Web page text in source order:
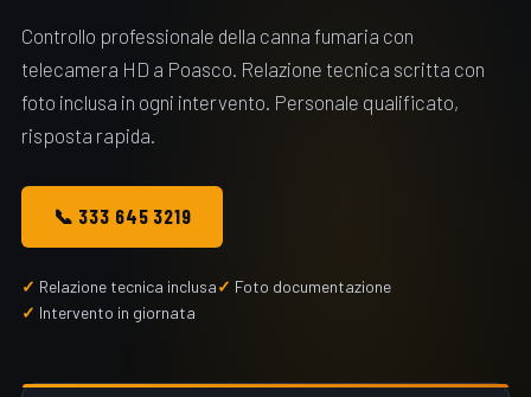
Controllo professionale della canna fumaria con
telecamera HD a Poasco. Relazione tecnica scritta con
foto inclusa in ogni intervento. Personale qualificato,
risposta rapida.
📞 333 645 3219
Relazione tecnica inclusa
Foto documentazione
Intervento in giornata